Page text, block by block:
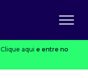
Clique aqui e entre no